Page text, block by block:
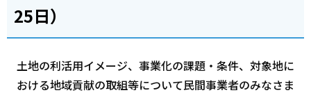
25日）
土地の利活用イメージ、事業化の課題・条件、対象地に
おける地域貢献の取組等について民間事業者のみなさま